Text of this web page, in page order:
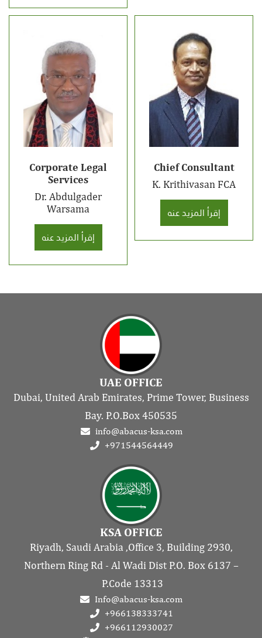
Corporate Legal
Services
Dr. Abdulgader
Warsama
إقرأ المزيد عنه
Chief Consultant
K. Krithivasan FCA
إقرأ المزيد عنه
UAE OFFICE
Dubai, United Arab Emirates, Prime Tower, Business
Bay. P.O.Box 450535
info@abacus-ksa.com
+971544564449
KSA OFFICE
Riyadh, Saudi Arabia ,Office 3, Building 2930,
Northern Ring Rd - Al Wadi Dist P.O. Box 6137 –
P.Code 13313
Info@abacus-ksa.com
+966138333741
+966112930027